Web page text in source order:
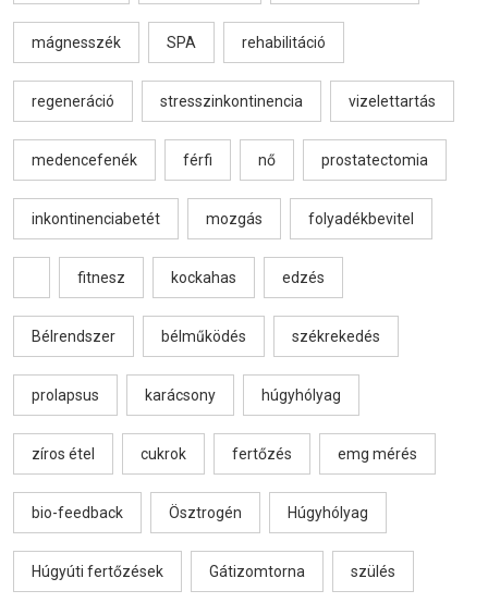
mágnesszék SPA rehabilitáció
regeneráció stresszinkontinencia vizelettartás
medencefenék férfi nő prostatectomia
inkontinenciabetét mozgás folyadékbevitel
fitnesz kockahas edzés
Bélrendszer bélműködés székrekedés
prolapsus karácsony húgyhólyag
zíros étel cukrok fertőzés emg mérés
bio-feedback Ösztrogén Húgyhólyag
Húgyúti fertőzések Gátizomtorna szülés